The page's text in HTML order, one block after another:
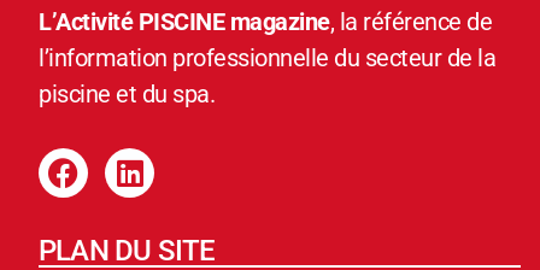
L’Activité PISCINE magazine, la référence de
l’information professionnelle du secteur de la
piscine et du spa.
PLAN DU SITE